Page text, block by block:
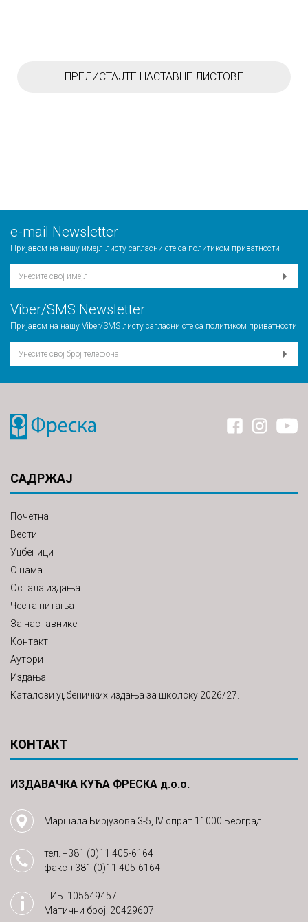
ПРЕЛИСТАЈТЕ НАСТАВНЕ ЛИСТОВЕ
е-mail Newsletter
Пријавом на нашу имејл листу сагласни сте са политиком приватности
Viber/SMS Newsletter
Пријавом на нашу Viber/SMS листу сагласни сте са политиком приватности
САДРЖАЈ
Почетна
Вести
Уџбеници
О нама
Остала издања
Честа питања
За наставнике
Контакт
Аутори
Издања
Каталози уџбеничких издања за школску 2026/27.
КОНТАКТ
ИЗДАВАЧКА КУЋА ФРЕСКА д.о.о.
Маршала Бирјузова 3-5, IV спрат 11000 Београд
тел. +381 (0)11 405-6164
факс +381 (0)11 405-6164
ПИБ: 105649457
Матични број: 20429607